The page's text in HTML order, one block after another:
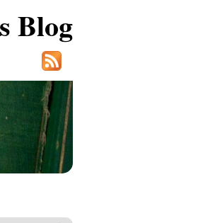
Blog